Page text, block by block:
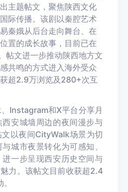
主题帖文，聚焦陕西文化
际传播。该剧以秦腔艺术
秦娥从后台走向舞台、在
置的成长故事，目前已在
帖文进一步推动陕西地方文
共鸣的方式进入海外受众
超2.9万浏览及 280+次互
、 Instagram和X平台分享月
安城墙周边的夜间漫步与
以夜间CityWalk场景为切
城市夜景转化为可感知、
一步呈现西安历史空间与
力。 该帖文目前收获超2.4